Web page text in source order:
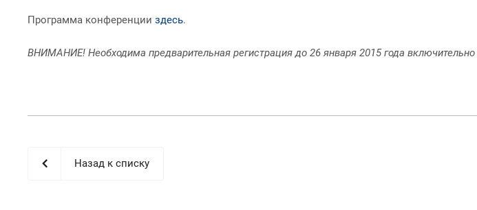
Программа конференции здесь.
ВНИМАНИЕ! Необходима предварительная регистрация до 26 января 2015 года
Назад к списку